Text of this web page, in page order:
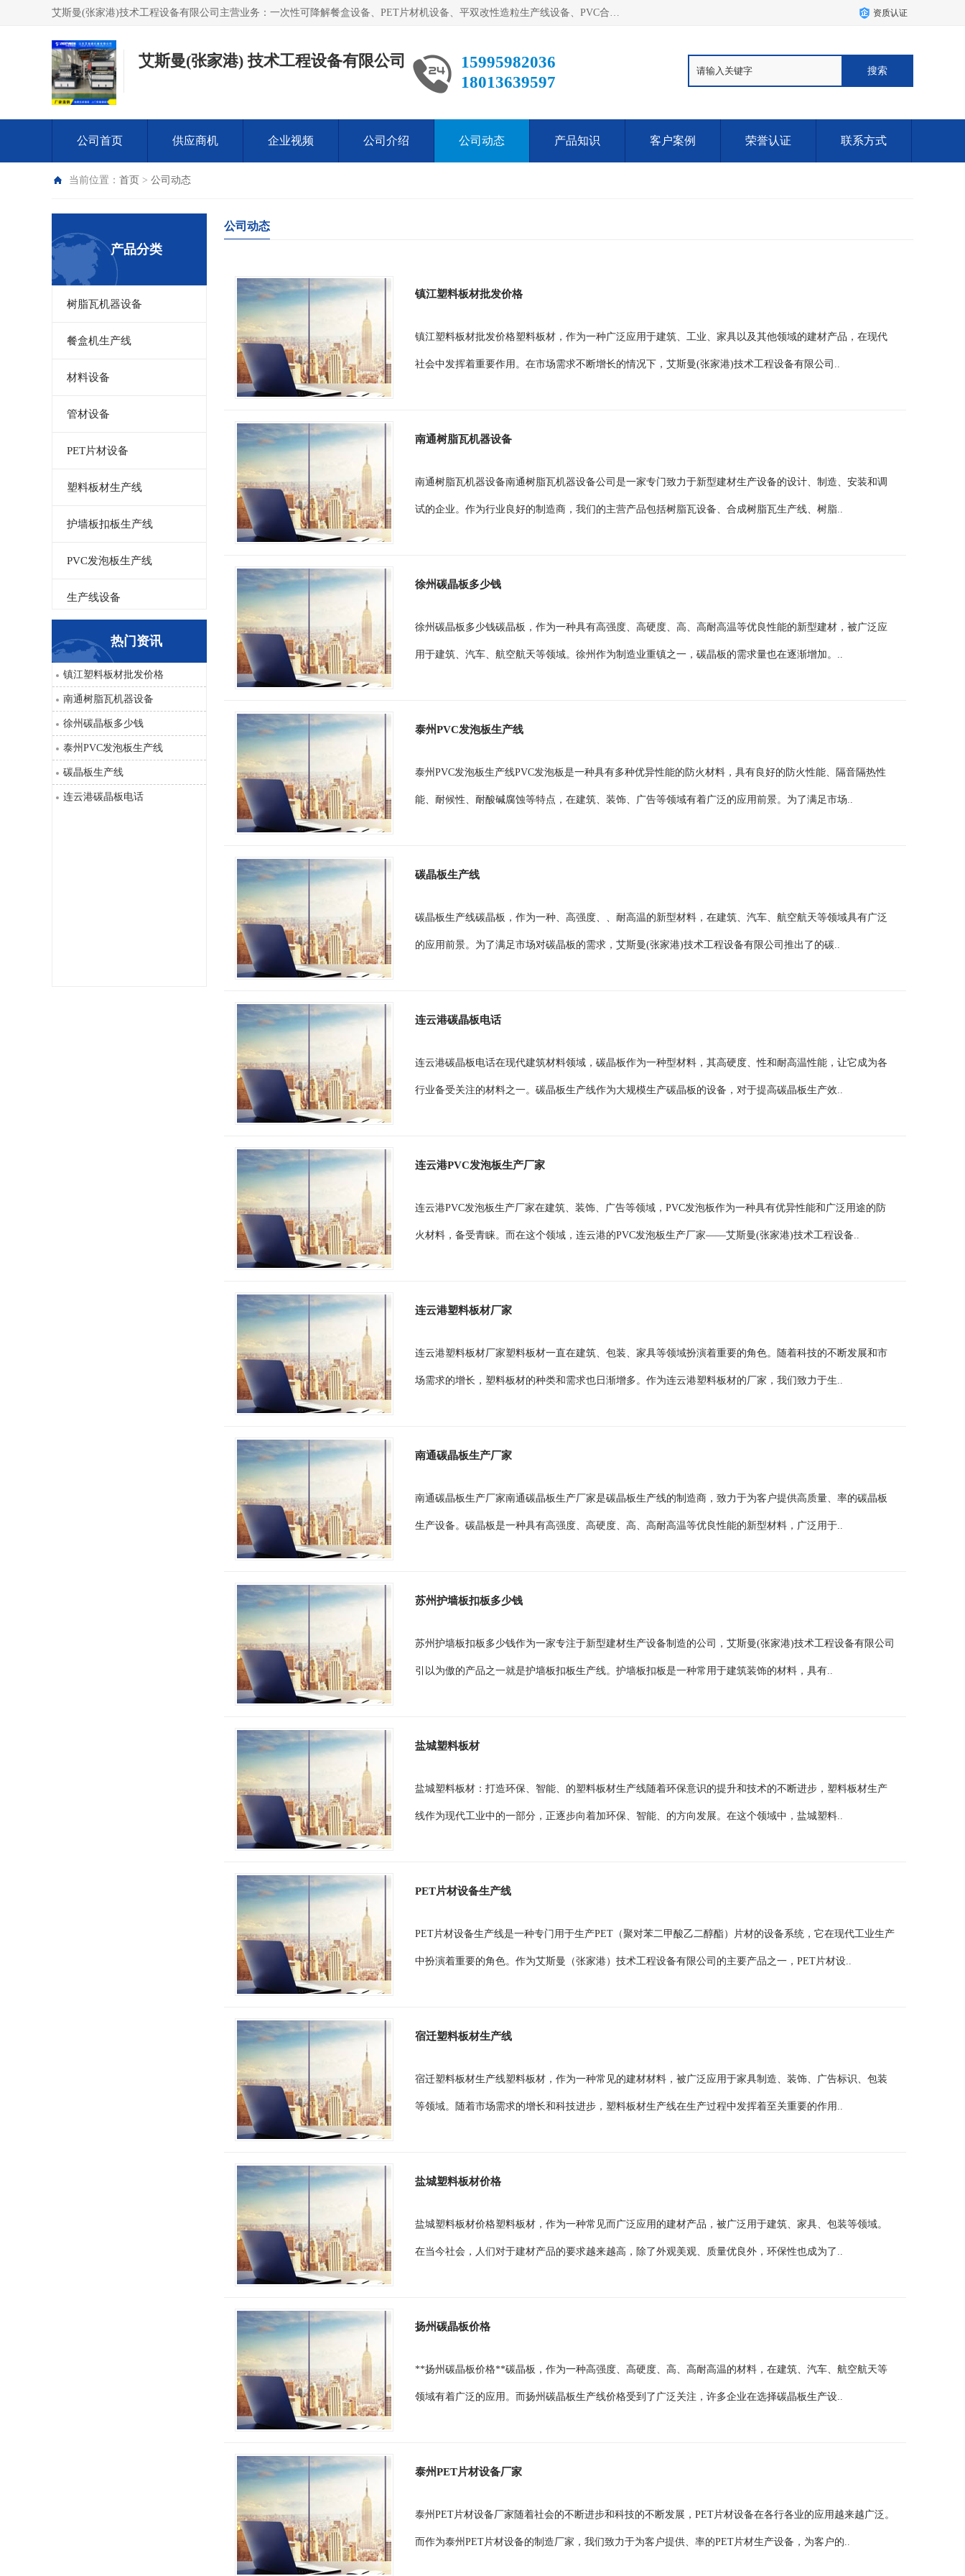
艾斯曼(张家港)技术工程设备有限公司主营业务：一次性可降解餐盒设备、PET片材机设备、平双改性造粒生产线设备、PVC合成树脂瓦设备、PP中空建筑模板设备、PVC管材设备等。成立至今，在国内我们的产品已经销售到全国所有省份，拥有多家客户，在国外产品出口到五十多个国家和地区。 资质认证
艾斯曼(张家港) 技术工程设备有限公司
15995982036
18013639597
公司首页 供应商机 企业视频 公司介绍 公司动态 产品知识 客户案例 荣誉认证 联系方式
当前位置： 首页 > 公司动态
产品分类
树脂瓦机器设备
餐盒机生产线
材料设备
管材设备
PET片材设备
塑料板材生产线
护墙板扣板生产线
PVC发泡板生产线
生产线设备
碳晶板生产线
PVC仿大理石板生产线
热门资讯
镇江塑料板材批发价格
南通树脂瓦机器设备
徐州碳晶板多少钱
泰州PVC发泡板生产线
碳晶板生产线
连云港碳晶板电话
公司动态
镇江塑料板材批发价格
镇江塑料板材批发价格塑料板材，作为一种广泛应用于建筑、工业、家具以及其他领域的建材产品，在现代
社会中发挥着重要作用。在市场需求不断增长的情况下，艾斯曼(张家港)技术工程设备有限公司..
南通树脂瓦机器设备
南通树脂瓦机器设备南通树脂瓦机器设备公司是一家专门致力于新型建材生产设备的设计、制造、安装和调
试的企业。作为行业良好的制造商，我们的主营产品包括树脂瓦设备、合成树脂瓦生产线、树脂..
徐州碳晶板多少钱
徐州碳晶板多少钱碳晶板，作为一种具有高强度、高硬度、高、高耐高温等优良性能的新型建材，被广泛应
用于建筑、汽车、航空航天等领域。徐州作为制造业重镇之一，碳晶板的需求量也在逐渐增加。..
泰州PVC发泡板生产线
泰州PVC发泡板生产线PVC发泡板是一种具有多种优异性能的防火材料，具有良好的防火性能、隔音隔热性
能、耐候性、耐酸碱腐蚀等特点，在建筑、装饰、广告等领域有着广泛的应用前景。为了满足市场..
碳晶板生产线
碳晶板生产线碳晶板，作为一种、高强度、、耐高温的新型材料，在建筑、汽车、航空航天等领域具有广泛
的应用前景。为了满足市场对碳晶板的需求，艾斯曼(张家港)技术工程设备有限公司推出了的碳..
连云港碳晶板电话
连云港碳晶板电话在现代建筑材料领域，碳晶板作为一种型材料，其高硬度、性和耐高温性能，让它成为各
行业备受关注的材料之一。碳晶板生产线作为大规模生产碳晶板的设备，对于提高碳晶板生产效..
连云港PVC发泡板生产厂家
连云港PVC发泡板生产厂家在建筑、装饰、广告等领域，PVC发泡板作为一种具有优异性能和广泛用途的防
火材料，备受青睐。而在这个领域，连云港的PVC发泡板生产厂家——艾斯曼(张家港)技术工程设备..
连云港塑料板材厂家
连云港塑料板材厂家塑料板材一直在建筑、包装、家具等领域扮演着重要的角色。随着科技的不断发展和市
场需求的增长，塑料板材的种类和需求也日渐增多。作为连云港塑料板材的厂家，我们致力于生..
南通碳晶板生产厂家
南通碳晶板生产厂家南通碳晶板生产厂家是碳晶板生产线的制造商，致力于为客户提供高质量、率的碳晶板
生产设备。碳晶板是一种具有高强度、高硬度、高、高耐高温等优良性能的新型材料，广泛用于..
苏州护墙板扣板多少钱
苏州护墙板扣板多少钱作为一家专注于新型建材生产设备制造的公司，艾斯曼(张家港)技术工程设备有限公司
引以为傲的产品之一就是护墙板扣板生产线。护墙板扣板是一种常用于建筑装饰的材料，具有..
盐城塑料板材
盐城塑料板材：打造环保、智能、的塑料板材生产线随着环保意识的提升和技术的不断进步，塑料板材生产
线作为现代工业中的一部分，正逐步向着加环保、智能、的方向发展。在这个领域中，盐城塑料..
PET片材设备生产线
PET片材设备生产线是一种专门用于生产PET（聚对苯二甲酸乙二醇酯）片材的设备系统，它在现代工业生产
中扮演着重要的角色。作为艾斯曼（张家港）技术工程设备有限公司的主要产品之一，PET片材设..
宿迁塑料板材生产线
宿迁塑料板材生产线塑料板材，作为一种常见的建材材料，被广泛应用于家具制造、装饰、广告标识、包装
等领域。随着市场需求的增长和科技进步，塑料板材生产线在生产过程中发挥着至关重要的作用..
盐城塑料板材价格
盐城塑料板材价格塑料板材，作为一种常见而广泛应用的建材产品，被广泛用于建筑、家具、包装等领域。
在当今社会，人们对于建材产品的要求越来越高，除了外观美观、质量优良外，环保性也成为了..
扬州碳晶板价格
**扬州碳晶板价格**碳晶板，作为一种高强度、高硬度、高、高耐高温的材料，在建筑、汽车、航空航天等
领域有着广泛的应用。而扬州碳晶板生产线价格受到了广泛关注，许多企业在选择碳晶板生产设..
泰州PET片材设备厂家
泰州PET片材设备厂家随着社会的不断进步和科技的不断发展，PET片材设备在各行各业的应用越来越广泛。
而作为泰州PET片材设备的制造厂家，我们致力于为客户提供、率的PET片材生产设备，为客户的..